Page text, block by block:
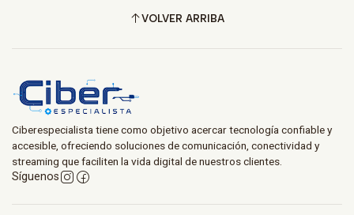
VOLVER ARRIBA
Ciberespecialista tiene como objetivo acercar tecnología confiable y
accesible, ofreciendo soluciones de comunicación, conectividad y
streaming que faciliten la vida digital de nuestros clientes.
Síguenos